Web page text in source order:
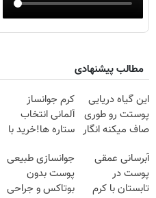
مطالب پیشنهادی
این گیاه دریایی
پوستت رو طوری
صاف میکنه انگار
شدی🔥
کرم جوانساز
آلمانی انتخاب
ستاره ها!خرید با
آبرسانی عمقی
پوست در
تابستان با کرم
جوانسازی طبیعی
پوست بدون
بوتاکس و جراحی